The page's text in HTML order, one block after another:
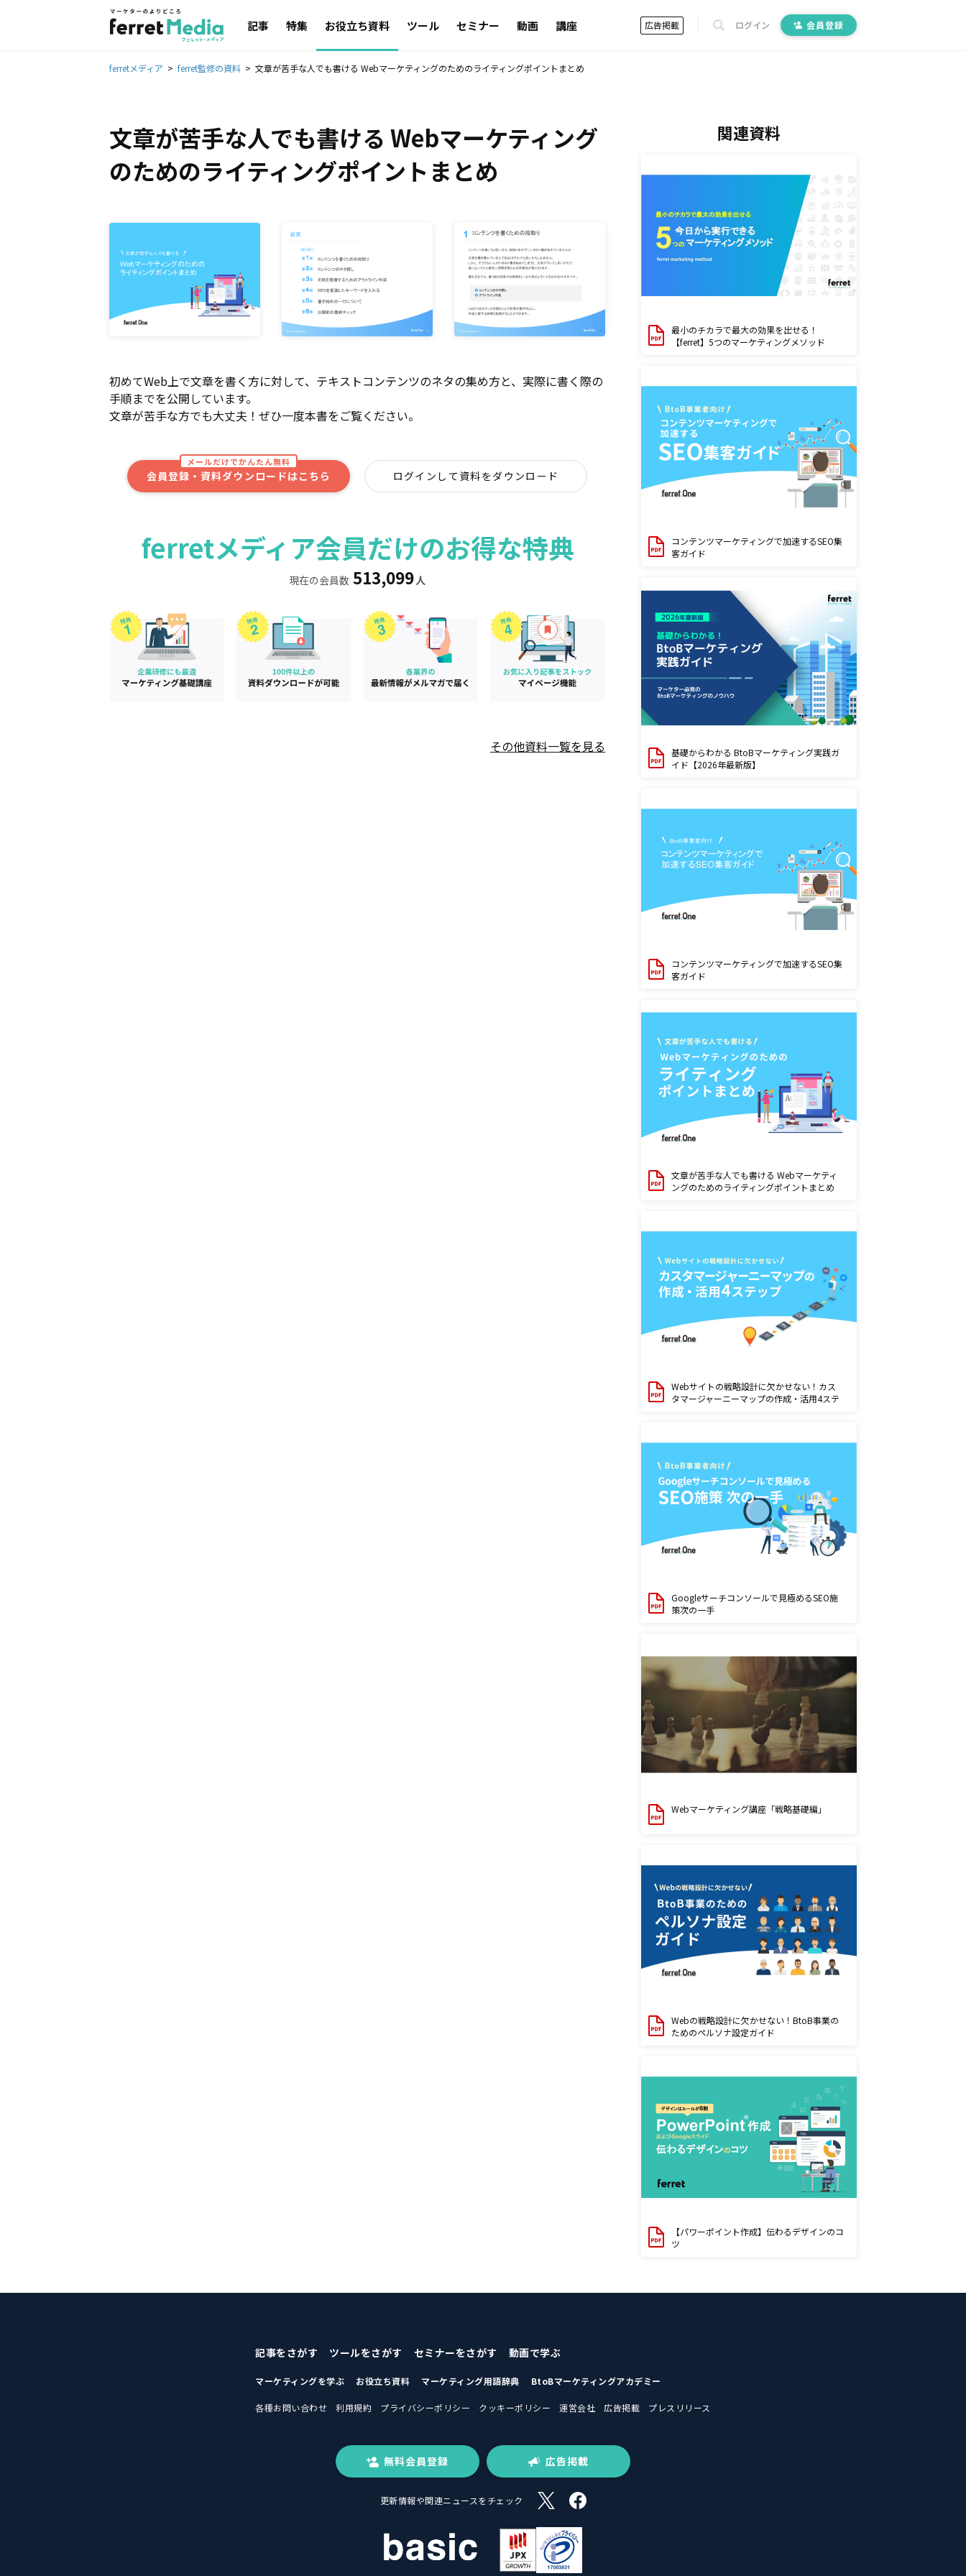
記事 特集 お役立ち資料 ツール セミナー 動画 講座 広告掲載 ログイン 会員登録
ferretメディア ferret監修の資料 文章が苦手な人でも書ける Webマーケティングのためのライティングポイントまとめ
文章が苦手な人でも書ける Webマーケティング
のためのライティングポイントまとめ
初めてWeb上で文章を書く方に対して、テキストコンテンツのネタの集め方と、実際に書く際の
手順までを公開しています。
文章が苦手な方でも大丈夫！ぜひ一度本書をご覧ください。
メールだけでかんたん無料
会員登録・資料ダウンロードはこちら ログインして資料をダウンロード
ferretメディア会員だけのお得な特典
現在の会員数 513,099 人
その他資料一覧を見る
関連資料
最小のチカラで最大の効果を出せる！
【ferret】5つのマーケティングメソッド
コンテンツマーケティングで加速するSEO集
客ガイド
基礎からわかる BtoBマーケティング実践ガ
イド【2026年最新版】
コンテンツマーケティングで加速するSEO集
客ガイド
文章が苦手な人でも書ける Webマーケティ
ングのためのライティングポイントまとめ
Webサイトの戦略設計に欠かせない！カス
タマージャーニーマップの作成・活用4ステ
Googleサーチコンソールで見極めるSEO施
策次の一手
Webマーケティング講座「戦略基礎編」
Webの戦略設計に欠かせない！BtoB事業の
ためのペルソナ設定ガイド
【パワーポイント作成】伝わるデザインのコ
ツ
記事をさがす ツールをさがす セミナーをさがす 動画で学ぶ
マーケティングを学ぶ お役立ち資料 マーケティング用語辞典 BtoBマーケティングアカデミー
各種お問い合わせ 利用規約 プライバシーポリシー クッキーポリシー 運営会社 広告掲載 プレスリリース
無料会員登録 広告掲載
更新情報や関連ニュースをチェック